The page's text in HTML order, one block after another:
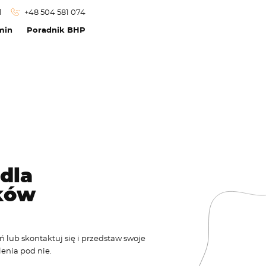
+48 504 581 074
Poradnik BHP
lub skontaktuj się i przedstaw swoje
pod nie.